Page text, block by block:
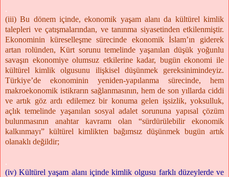
.
(iii) Bu dönem içinde, ekonomik yaşam alanı da kültürel kimlik
talepleri ve çatışmalarından, ve tanınma siyasetinden etkilenmiştir.
Ekonominin küreselleşme sürecinde ekonomik İslam’ın giderek
artan rolünden, Kürt sorunu temelinde yaşanılan düşük yoğunlu
savaşın ekonomiye olumsuz etkilerine kadar, bugün ekonomi ile
kültürel kimlik olgusunu ilişkisel düşünmek gereksinimindeyiz.
Türkiye’de ekonominin yeniden-yapılanma sürecinde, hem
makroekonomik istikrarın sağlanmasının, hem de son yıllarda ciddi
ve artık göz ardı edilemez bir konuma gelen işsizlik, yoksulluk,
açlık temelinde yaşanılan sosyal adalet sorununa yapısal çözüm
bulunmasının anahtar kavramı olan “sürdürülebilir ekonomik
kalkınmayı” kültürel kimlikten bağımsız düşünmek bugün artık
olanaklı değildir;
.
(iv) Kültürel yaşam alanı içinde kimlik olgusu farklı düzeylerde ve